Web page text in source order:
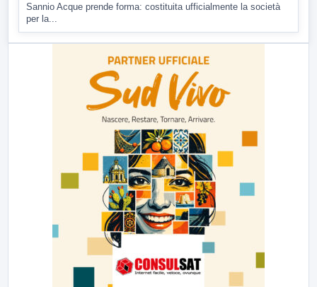
Sannio Acque prende forma: costituita ufficialmente la società
per la...